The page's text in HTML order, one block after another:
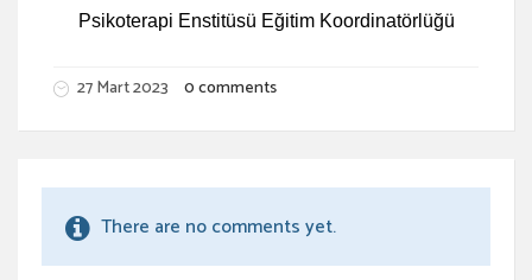
Psikoterapi Enstitüsü Eğitim Koordinatörlüğü
27 Mart 2023 0 comments
There are no comments yet.